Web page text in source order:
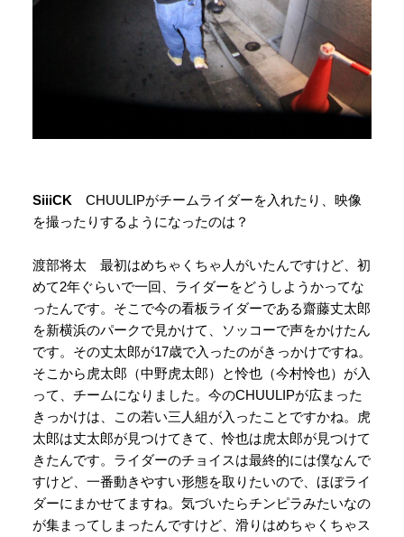
SiiiCK CHUULIPがチームライダーを入れたり、映像
を撮ったりするようになったのは？
渡部将太 最初はめちゃくちゃ人がいたんですけど、初
めて2年ぐらいで一回、ライダーをどうしようかってな
ったんです。そこで今の看板ライダーである齋藤丈太郎
を新横浜のパークで見かけて、ソッコーで声をかけたん
です。その丈太郎が17歳で入ったのがきっかけですね。
そこから虎太郎（中野虎太郎）と怜也（今村怜也）が入
って、チームになりました。今のCHUULIPが広まった
きっかけは、この若い三人組が入ったことですかね。虎
太郎は丈太郎が見つけてきて、怜也は虎太郎が見つけて
きたんです。ライダーのチョイスは最終的には僕なんで
すけど、一番動きやすい形態を取りたいので、ほぼライ
ダーにまかせてますね。気づいたらチンピラみたいなの
が集まってしまったんですけど、滑りはめちゃくちゃス